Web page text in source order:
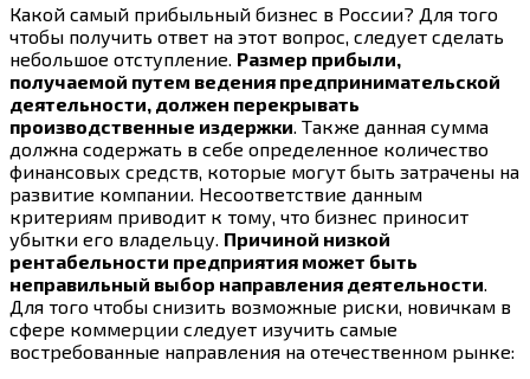
Какой самый прибыльный бизнес в России? Для того
чтобы получить ответ на этот вопрос, следует сделать
небольшое отступление. Размер прибыли,
получаемой путем ведения предпринимательской
деятельности, должен перекрывать
производственные издержки. Также данная сумма
должна содержать в себе определенное количество
финансовых средств, которые могут быть затрачены на
развитие компании. Несоответствие данным
критериям приводит к тому, что бизнес приносит
убытки его владельцу. Причиной низкой
рентабельности предприятия может быть
неправильный выбор направления деятельности.
Для того чтобы снизить возможные риски, новичкам в
сфере коммерции следует изучить самые
востребованные направления на отечественном рынке: